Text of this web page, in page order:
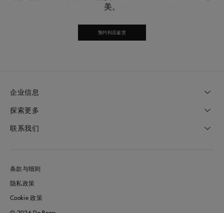
美。
预约到店鉴赏
企业信息
探索更多
联系我们
条款与细则
隐私政策
Cookie 政策